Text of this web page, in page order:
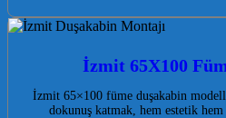
İzmit 65X100
İzmit 65×100 füme duşakabin
dokunuş katmak, hem estetik